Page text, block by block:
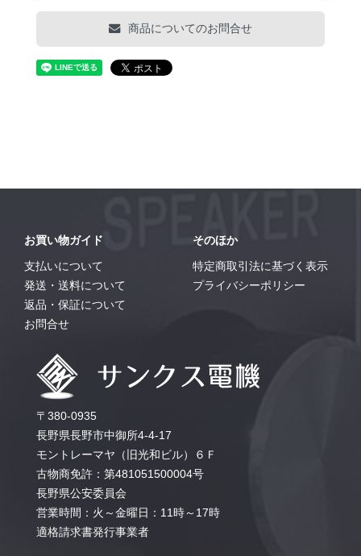
商品についてのお問合せ
お買い物ガイド
支払いについて
発送・送料について
返品・保証について
お問合せ
そのほか
特定商取引法に基づく表示
プライバシーポリシー
〒380-0935
長野県長野市中御所4-4-17
モントレーマヤ（旧光和ビル）６Ｆ
古物商免許：第481051500004号
長野県公安委員会
営業時間：火～金曜日：11時～17時
適格請求書発行事業者